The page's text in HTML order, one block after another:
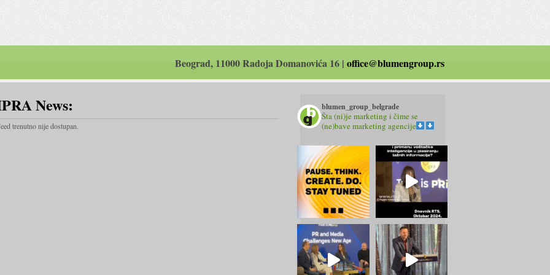
Beograd, 11000 Radoja Domanovića 16 | office@blumengroup.rs
News:
trenutno nije dostupan.
blumen_group_belgrade
Šta (ni)je marketing i čime se
(ne)bave marketing agencije